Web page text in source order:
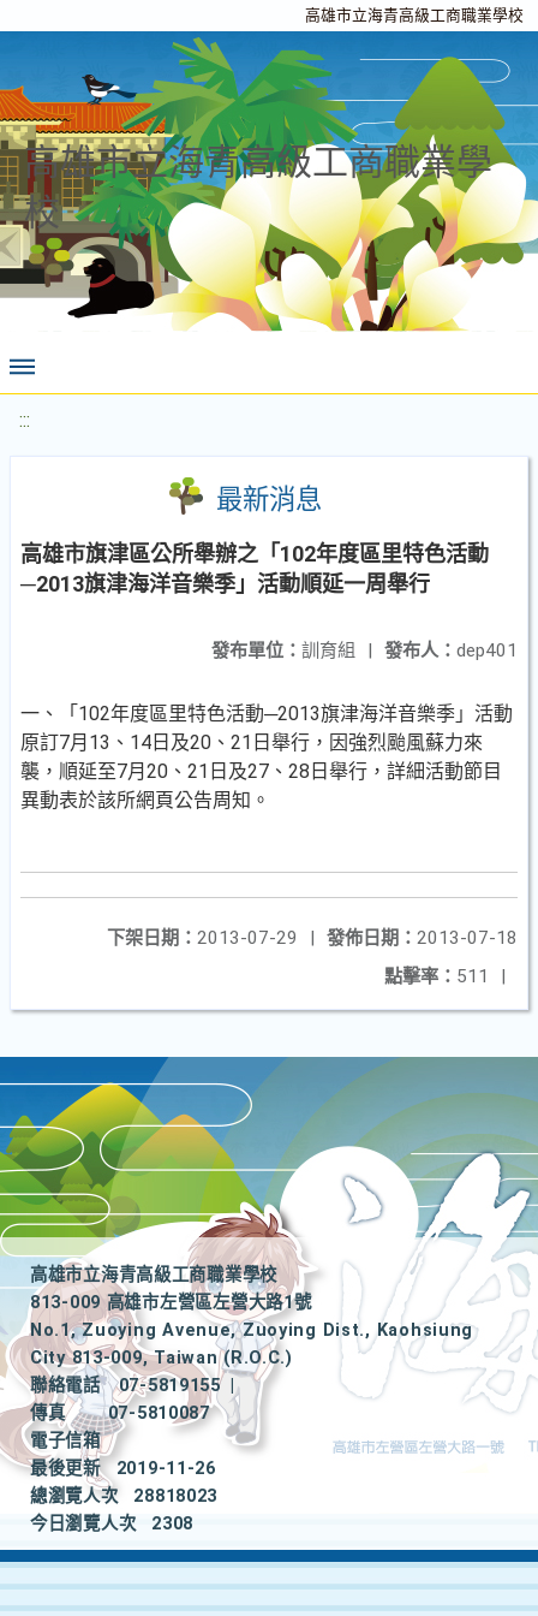
高雄市立海青高級工商職業學校
高雄市立海青高級工商職業學
校
:::
最新消息
高雄市旗津區公所舉辦之「102年度區里特色活動
─2013旗津海洋音樂季」活動順延一周舉行
發布人： dep401
發布單位： 訓育組 |
一、「102年度區里特色活動─2013旗津海洋音樂季」活動
原訂7月13、14日及20、21日舉行，因強烈颱風蘇力來
襲，順延至7月20、21日及27、28日舉行，詳細活動節目
異動表於該所網頁公告周知。
發佈日期： 2013-07-18
下架日期： 2013-07-29
|
點擊率： 511 |
高雄市立海青高級工商職業學校
813-009 高雄市左營區左營大路1號
No.1, Zuoying Avenue, Zuoying Dist., Kaohsiung
City 813-009, Taiwan (R.O.C.)
聯絡電話
07-5819155
|
傳真
07-5810087
電子信箱
最後更新
2019-11-26
總瀏覽人次
28818023
今日瀏覽人次
2308